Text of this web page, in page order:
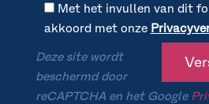
Met het invullen van dit
akkoord met onze
Deze site wordt
beschermd door
reCAPTCHA en het Google